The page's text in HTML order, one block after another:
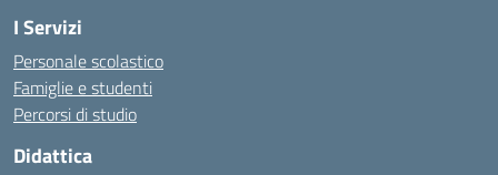
I Servizi
Personale scolastico
Famiglie e studenti
Percorsi di studio
Didattica